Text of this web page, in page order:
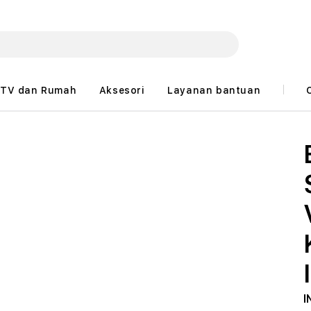
TV dan Rumah Aksesori Layanan bantuan